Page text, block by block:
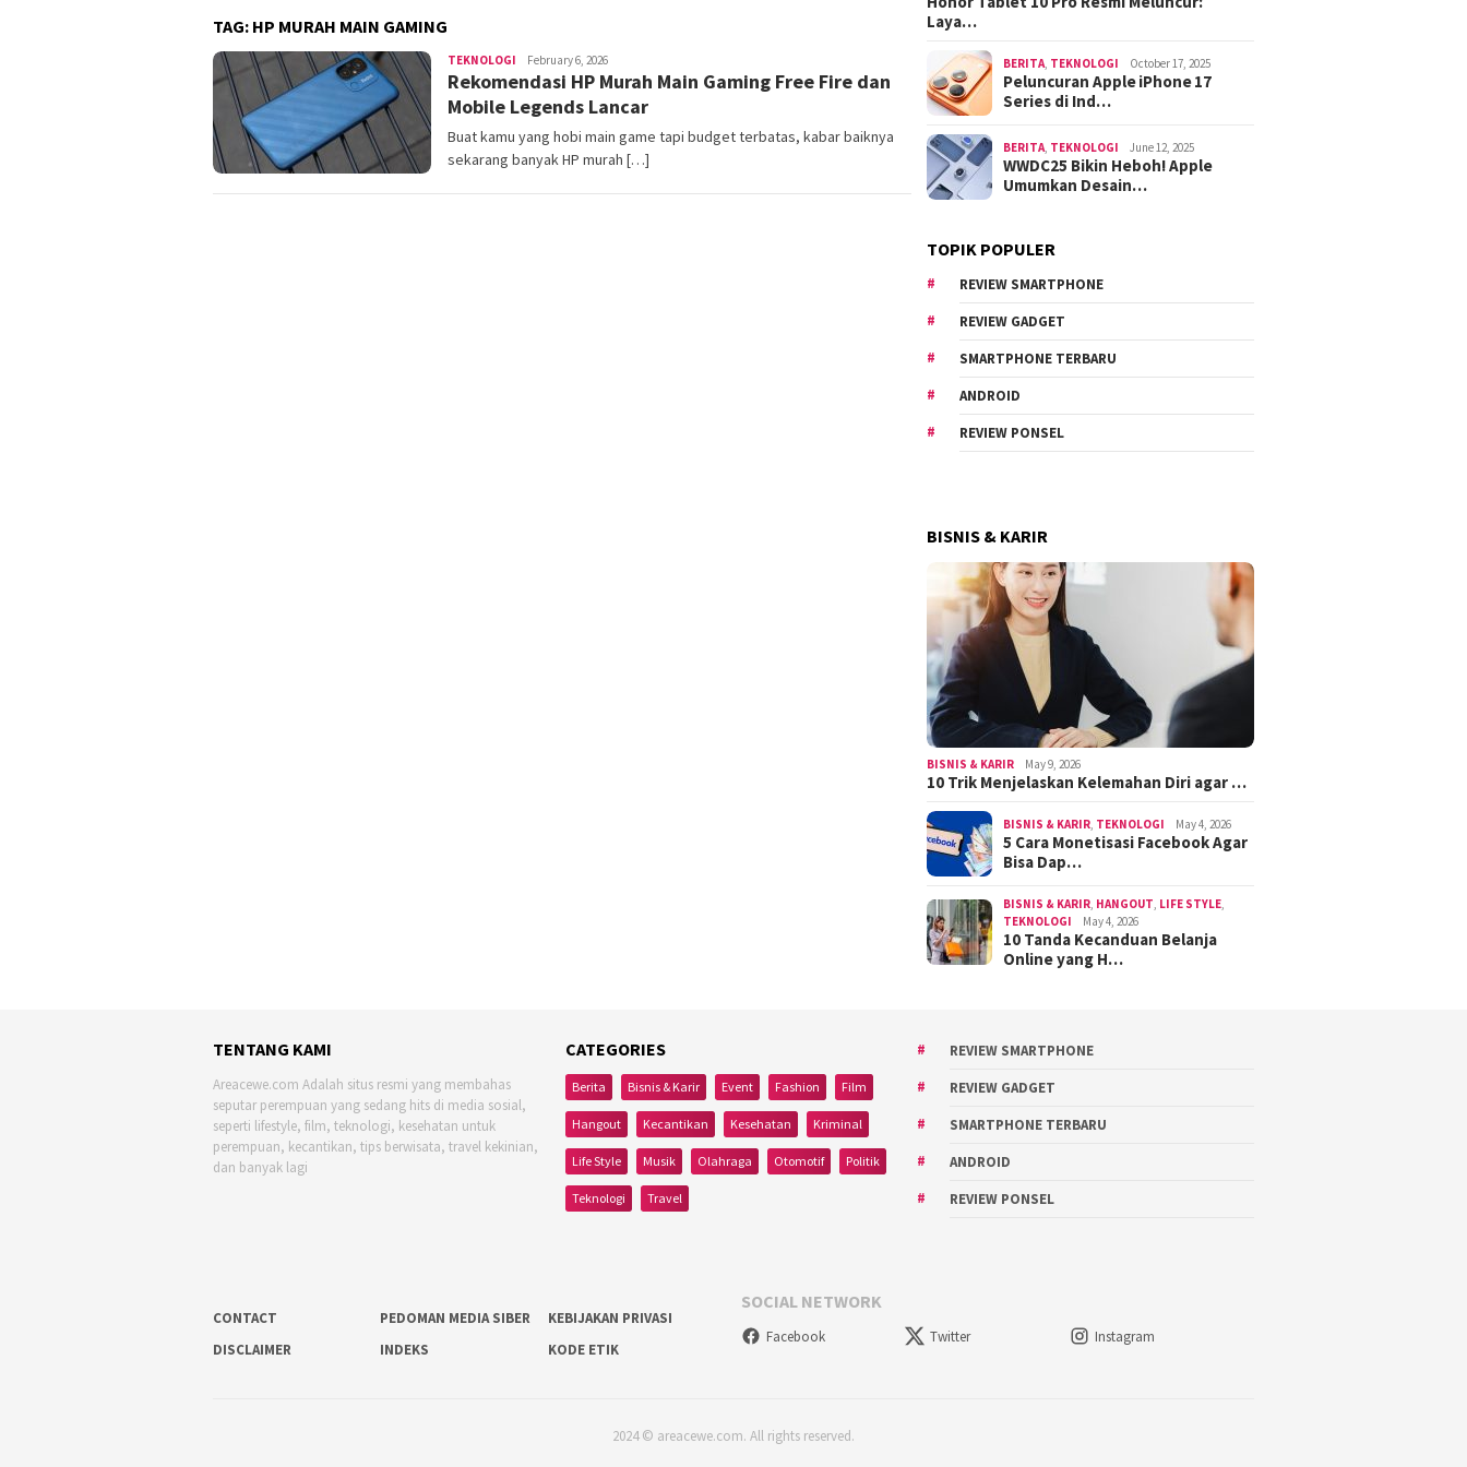
TAG: HP MURAH MAIN GAMING
TEKNOLOGI areacewe1
February 6, 2026
Rekomendasi HP Murah Main Gaming Free Fire dan
Mobile Legends Lancar
Buat kamu yang hobi main game tapi budget terbatas, kabar baiknya
sekarang banyak HP murah […]
Laya…
BERITA TEKNOLOGI October 17, 2025
Peluncuran Apple iPhone 17
Series di Ind…
BERITA TEKNOLOGI June 12, 2025
WWDC25 Bikin Heboh! Apple
Umumkan Desain…
TOPIK POPULER
REVIEW SMARTPHONE
REVIEW GADGET
SMARTPHONE TERBARU
ANDROID
REVIEW PONSEL
BISNIS & KARIR
BISNIS & KARIR May 9, 2026
10 Trik Menjelaskan Kelemahan Diri agar …
BISNIS & KARIR TEKNOLOGI May 4, 2026
5 Cara Monetisasi Facebook Agar
Bisa Dap…
BISNIS & KARIR HANGOUT LIFE STYLE
TEKNOLOGI
May 4, 2026
10 Tanda Kecanduan Belanja
Online yang H…
TENTANG KAMI
Areacewe.com Adalah situs resmi yang membahas
seputar perempuan yang sedang hits di media sosial,
seperti lifestyle, film, teknologi, kesehatan untuk
perempuan, kecantikan, tips berwisata, travel kekinian,
dan banyak lagi
CATEGORIES
Berita Bisnis & Karir Event Fashion Film
Hangout Kecantikan Kesehatan Kriminal
Life Style Musik Olahraga Otomotif Politik
Teknologi Travel
REVIEW SMARTPHONE
REVIEW GADGET
SMARTPHONE TERBARU
ANDROID
REVIEW PONSEL
CONTACT PEDOMAN MEDIA SIBER
KEBIJAKAN PRIVASI
DISCLAIMER
INDEKS KODE ETIK
SOCIAL NETWORK
Facebook Twitter Instagram
2024 © areacewe.com. All rights reserved.